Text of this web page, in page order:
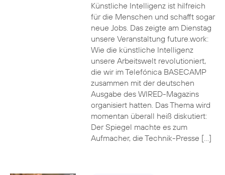
Künstliche Intelligenz ist hilfreich
für die Menschen und schafft sogar
neue Jobs. Das zeigte am Dienstag
unsere Veranstaltung future.work:
Wie die künstliche Intelligenz
unsere Arbeitswelt revolutioniert,
die wir im Telefónica BASECAMP
zusammen mit der deutschen
Ausgabe des WIRED-Magazins
organisiert hatten. Das Thema wird
momentan überall heiß diskutiert:
Der Spiegel machte es zum
Aufmacher, die Technik-Presse […]